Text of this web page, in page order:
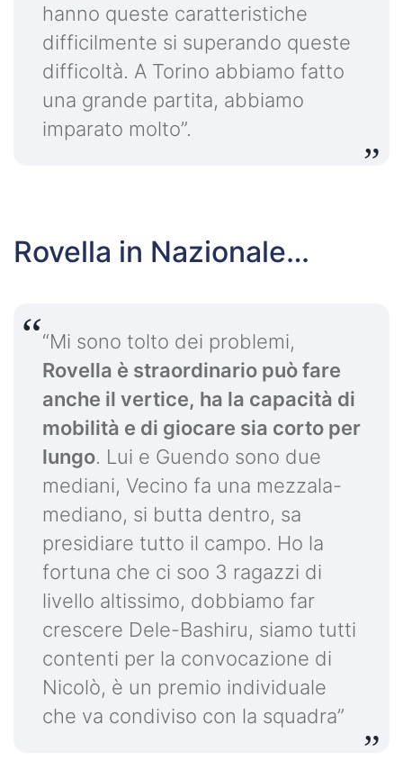
hanno queste caratteristiche
difficilmente si superando queste
difficoltà. A Torino abbiamo fatto
una grande partita, abbiamo
imparato molto”.
Rovella in Nazionale…
“Mi sono tolto dei problemi,
Rovella è straordinario può fare
anche il vertice, ha la capacità di
mobilità e di giocare sia corto per
lungo. Lui e Guendo sono due
mediani, Vecino fa una mezzala-
mediano, si butta dentro, sa
presidiare tutto il campo. Ho la
fortuna che ci soo 3 ragazzi di
livello altissimo, dobbiamo far
crescere Dele-Bashiru, siamo tutti
contenti per la convocazione di
Nicolò, è un premio individuale
che va condiviso con la squadra”